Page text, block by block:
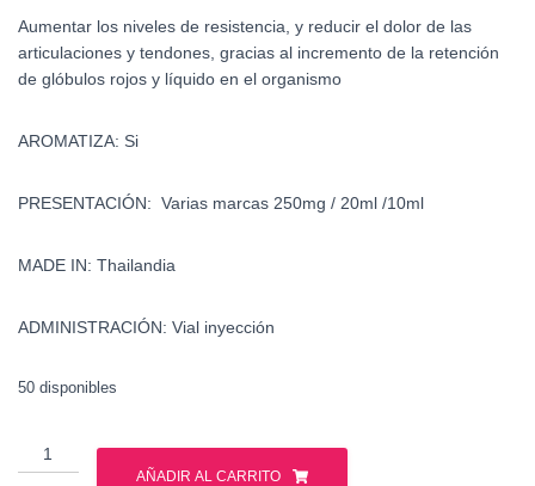
Aumentar los niveles de resistencia, y reducir el dolor de las
articulaciones y tendones, gracias al incremento de la retención
de glóbulos rojos y líquido en el organismo
AROMATIZA: Si
PRESENTACIÓN: Varias marcas 250mg / 20ml /10ml
MADE IN: Thailandia
ADMINISTRACIÓN: Vial inyección
50 disponibles
Venta
Testosterona
AÑADIR AL CARRITO